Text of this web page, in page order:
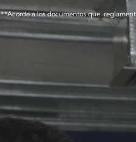
**Acorde a los documentos que